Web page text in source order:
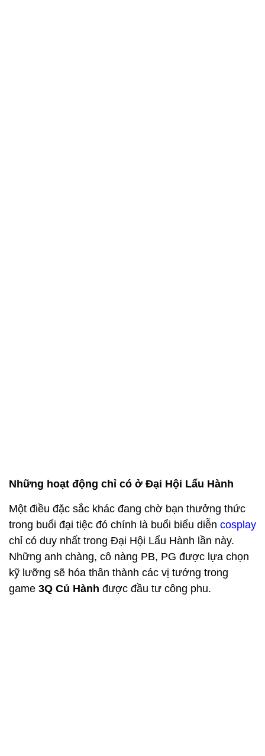
Những hoạt động chỉ có ở Đại Hội Lẩu Hành
Một điều đặc sắc khác đang chờ bạn thưởng thức
trong buổi đại tiệc đó chính là buổi biểu diễn cosplay
chỉ có duy nhất trong Đại Hội Lẩu Hành lần này.
Những anh chàng, cô nàng PB, PG được lựa chọn
kỹ lưỡng sẽ hóa thân thành các vị tướng trong
game 3Q Củ Hành được đầu tư công phu.